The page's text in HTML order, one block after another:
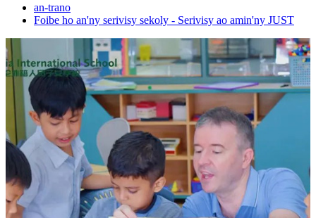
an-trano
Foibe ho an'ny serivisy sekoly - Serivisy ao amin'ny JUST